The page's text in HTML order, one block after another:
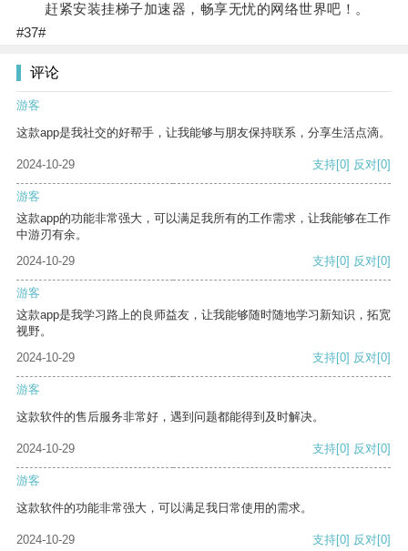
赶紧安装挂梯子加速器，畅享无忧的网络世界吧！。
#37#
评论
游客
这款app是我社交的好帮手，让我能够与朋友保持联系，分享生活点滴。
2024-10-29 支持[0] 反对[0]
游客
这款app的功能非常强大，可以满足我所有的工作需求，让我能够在工作
中游刃有余。
2024-10-29
支持[0] 反对[0]
游客
这款app是我学习路上的良师益友，让我能够随时随地学习新知识，拓宽
视野。
2024-10-29
支持[0] 反对[0]
游客
这款软件的售后服务非常好，遇到问题都能得到及时解决。
2024-10-29 支持[0] 反对[0]
游客
这款软件的功能非常强大，可以满足我日常使用的需求。
2024-10-29 支持[0] 反对[0]